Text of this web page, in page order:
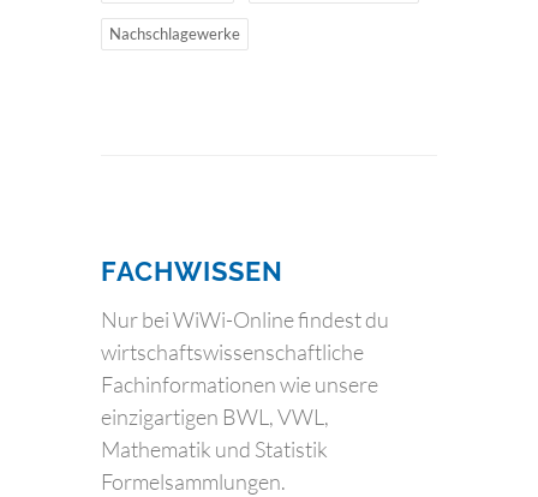
Nachschlagewerke
FACHWISSEN
Nur bei WiWi-Online findest du
wirtschaftswissenschaftliche
Fachinformationen wie unsere
einzigartigen BWL, VWL,
Mathematik und Statistik
Formelsammlungen.